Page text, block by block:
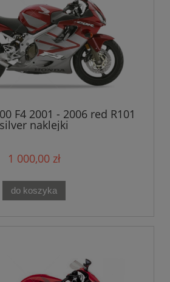
F4 2001 - 2006 red R101
silver naklejki
1 000,00 zł
do koszyka